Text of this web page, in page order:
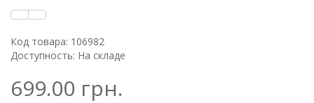
Код товара: 106982
Доступность: На складе
699.00 грн.